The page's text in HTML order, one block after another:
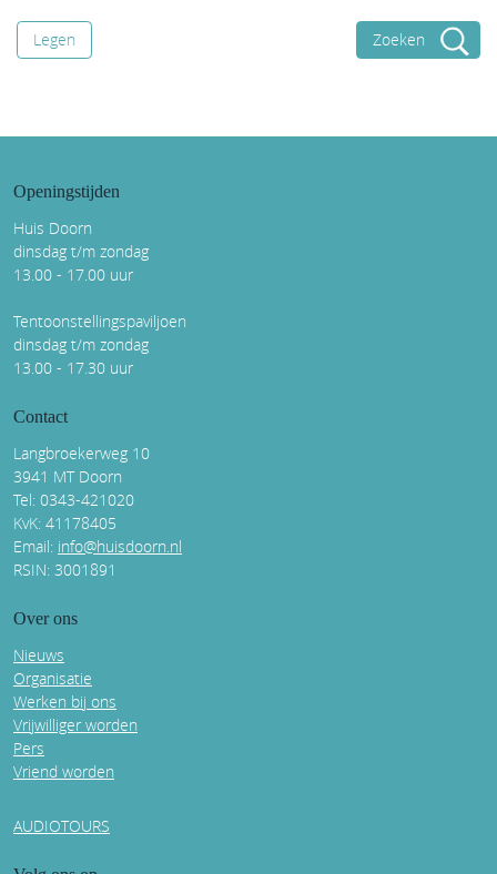
Legen
Openingstijden
Huis Doorn
dinsdag t/m zondag
13.00 - 17.00 uur
Tentoonstellingspaviljoen
dinsdag t/m zondag
13.00 - 17.30 uur
Contact
Langbroekerweg 10
3941 MT Doorn
Tel: 0343-421020
KvK: 41178405
Email: info@huisdoorn.nl
RSIN: 3001891
Over ons
Nieuws
Organisatie
Werken bij ons
Vrijwilliger worden
Pers
Vriend worden
AUDIOTOURS